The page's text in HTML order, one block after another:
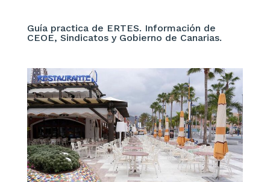
Guía practica de ERTES. Información de
CEOE, Sindicatos y Gobierno de Canarias.